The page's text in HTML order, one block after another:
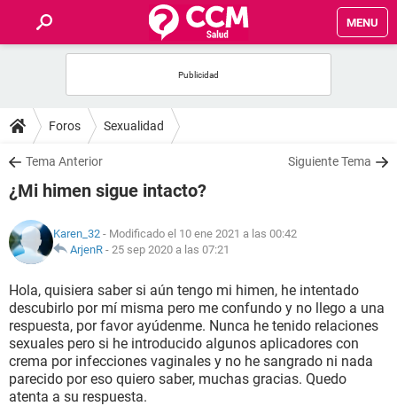
MENU
FOROS
SALUD
FAMILIA
NUTRICIÓN
BIENESTAR
SEXUALIDAD
GLOSARIO
Foros Sexualidad
Tema Anterior Siguiente Tema
¿Mi himen sigue intacto?
Karen_32 - Modificado el 10 ene 2021 a las 00:42
ArjenR - 25 sep 2020 a las 07:21
Hola, quisiera saber si aún tengo mi himen, he intentado
descubirlo por mí misma pero me confundo y no llego a una
respuesta, por favor ayúdenme. Nunca he tenido relaciones
sexuales pero si he introducido algunos aplicadores con
crema por infecciones vaginales y no he sangrado ni nada
parecido por eso quiero saber, muchas gracias. Quedo
atenta a su respuesta.